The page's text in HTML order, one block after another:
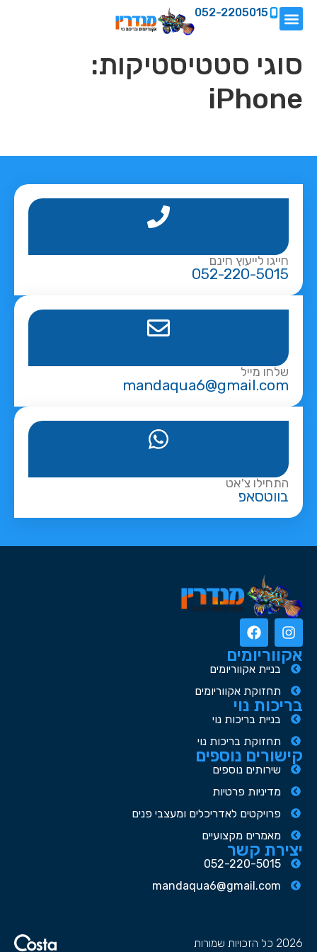
052-2205015
סוגי סטטיסטיקות:
iPhone
חייגו לייעוץ חינם
052-220-5015
שלחו מייל
mandaqua6@gmail.com
התחילו צ'אט
בווטסאפ
אקווריומים
בניית אקווריומים
תחזוקת אקווריומים
בריכות נוי
בניית בריכות נוי
תחזוקת בריכות נוי
קישורים נוספים
שירותים נוספים
מדיניות פרטיות
פרויקטים לאדריכלים ומעצבי פנים
מאמרים מקצועיים
יצירת קשר
052-220-5015
mandaqua6@gmail.com
2026 כל הזכויות שמורות